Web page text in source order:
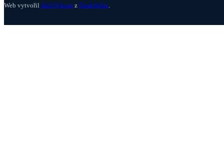
Web vytvořil Aleš Sýkora z PunkWebu